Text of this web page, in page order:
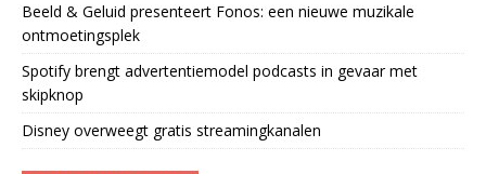
Beeld & Geluid presenteert Fonos: een nieuwe muzikale
ontmoetingsplek
Spotify brengt advertentiemodel podcasts in gevaar met
skipknop
Disney overweegt gratis streamingkanalen